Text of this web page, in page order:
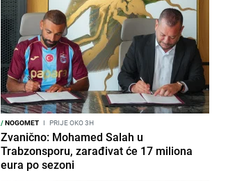
/NOGOMET I PRIJE OKO 3H
Zvanično: Mohamed Salah u
Trabzonsporu, zarađivat će 17 miliona
eura po sezoni